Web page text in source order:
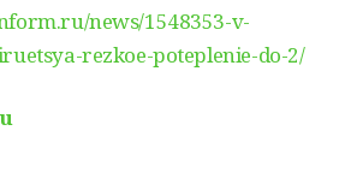
news/1548353-v-
rezkoe-poteplenie-do-2/